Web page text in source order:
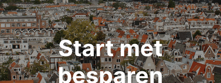
Start met
besparen